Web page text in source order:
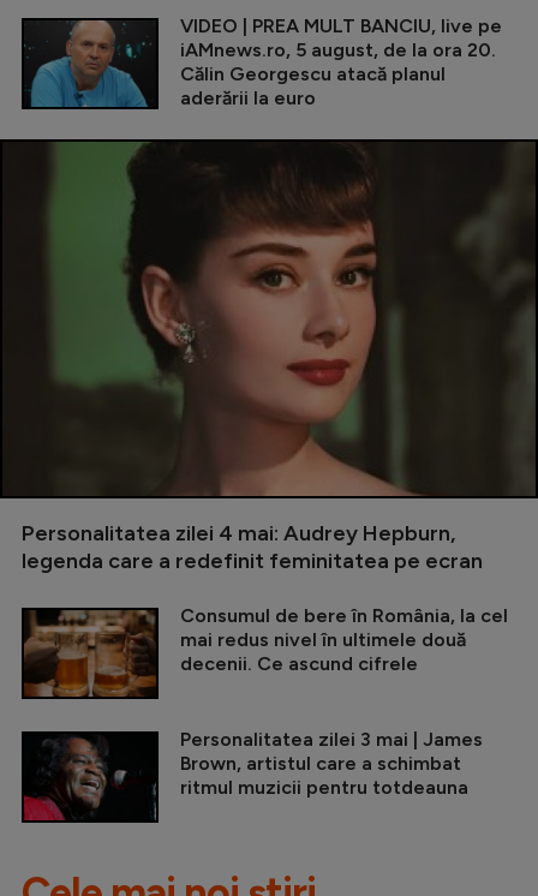
VIDEO | PREA MULT BANCIU, live pe
iAMnews.ro, 5 august, de la ora 20.
Călin Georgescu atacă planul
aderării la euro
Personalitatea zilei 4 mai: Audrey Hepburn,
legenda care a redefinit feminitatea pe ecran
Consumul de bere în România, la cel
mai redus nivel în ultimele două
decenii. Ce ascund cifrele
Personalitatea zilei 3 mai | James
Brown, artistul care a schimbat
ritmul muzicii pentru totdeauna